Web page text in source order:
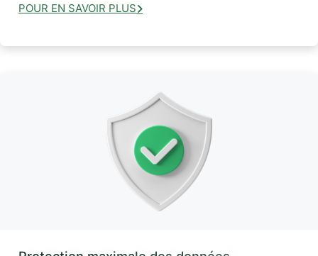
POUR EN SAVOIR PLUS